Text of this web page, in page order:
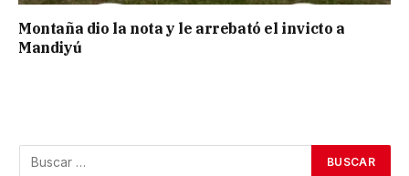
Montaña dio la nota y le arrebató el invicto a
Mandiyú